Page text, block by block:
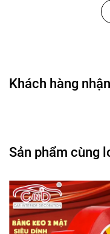
động mạnh, có
không cần dùng
Nếu đó là những gì
chuyên dụng CIND
hoàn hảo của bạn!
Khách hàng
Sản phẩm cùng